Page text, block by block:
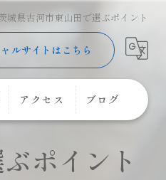
城県古河市東山田で選ぶポイント
ルサイトはこちら
アクセス ブログ
コラム
ポイント